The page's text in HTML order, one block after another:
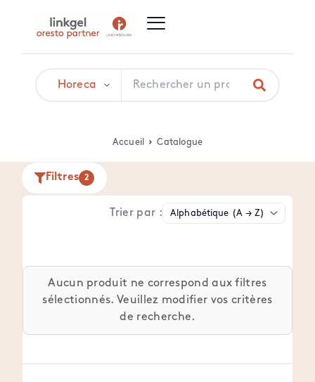
Accueil Catalogue
Filtres 2
Trier par :
Aucun produit ne correspond aux filtres
sélectionnés. Veuillez modifier vos critères
de recherche.